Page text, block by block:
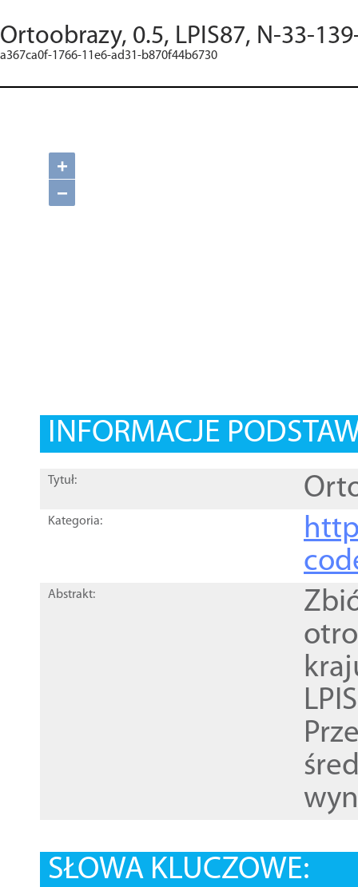
Ortoobrazy, 0.5, LPIS87, N-33-
a367ca0f-1766-11e6-ad31-b870f44b6730
+
−
INFORMACJE
Tytuł:
Kategoria:
Abstrakt:
SŁOWA KLUCZOWE: